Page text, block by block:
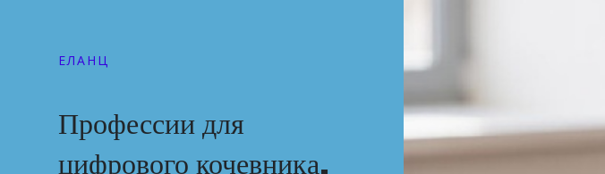
ЕЛАНЦ
Профессии для
цифрового кочевника.